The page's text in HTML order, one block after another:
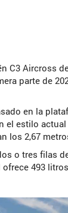
C3 Aircross
parte de
en la
el estilo
los 2,67
o tres filas
493